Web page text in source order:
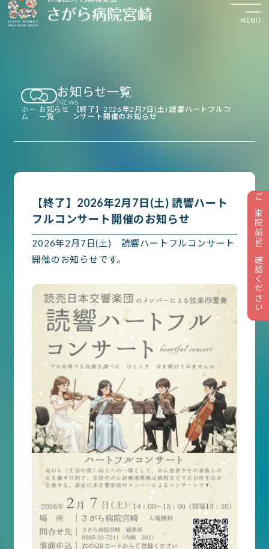
検診・診察のご予約
検診について
診療のご案内
外来受診
乳がんトータルケア
医療関係者の方へ
宮崎博愛会について
院内を知る・見る
交通アクセス
SWHG
MENU
ご来院前にご確認ください
お知らせ一覧
News
ホー
ム
お知らせ
一覧
【終了】2026年2月7日(土) 読響ハートフルコ
ンサート開催のお知らせ
【終了】2026年2月7日(土) 読響ハート
フルコンサート開催のお知らせ
2026年2月7日(土) 読響ハートフルコンサート
開催のお知らせです。